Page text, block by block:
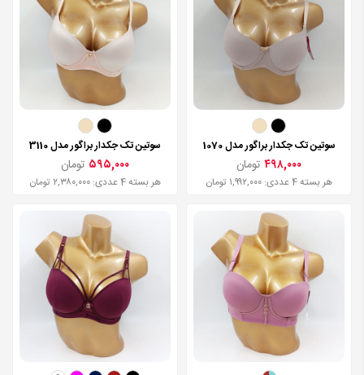
سوتین تک جکدار براگور مدل 1070
۴۹۸,۰۰۰ تومان
هر بسته 4 عددی: ۱,۹۹۲,۰۰۰ تومان
سوتین تک جکدار براگور مدل 3110
۵۹۵,۰۰۰ تومان
هر بسته 4 عددی: ۲,۳۸۰,۰۰۰ تومان